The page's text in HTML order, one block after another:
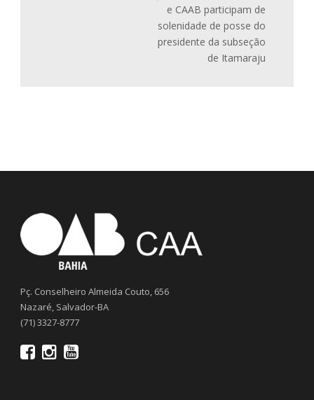
e CAAB participam de
solenidade de posse do
presidente da subseção
de Itamaraju
Pç. Conselheiro Almeida Couto, 656
Nazaré, Salvador-BA
(71) 3327-8777